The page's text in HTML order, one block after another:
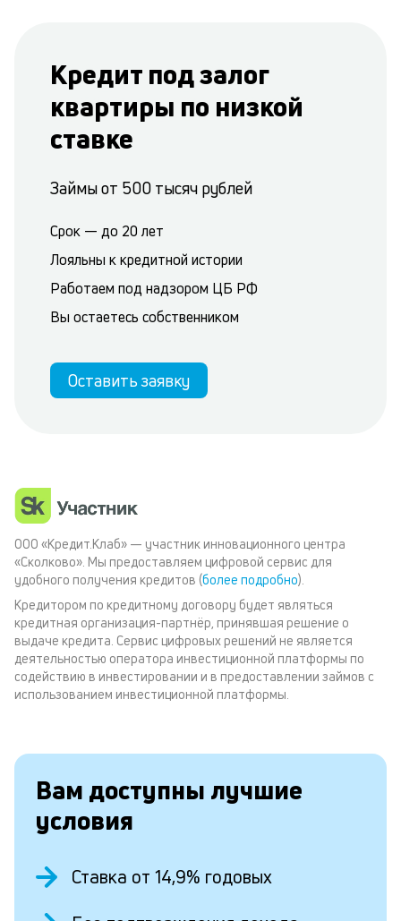
Кредит под залог
квартиры по низкой
ставке
Займы от 500 тысяч рублей
Срок — до 20 лет
Лояльны к кредитной истории
Работаем под надзором ЦБ РФ
Вы остаетесь собственником
Оставить заявку
ООО «Кредит.Клаб» — участник инновационного центра
«Сколково». Мы предоставляем цифровой сервис для
удобного получения кредитов (более подробно).
Кредитором по кредитному договору будет являться
кредитная организация-партнёр, принявшая решение о
выдаче кредита. Сервис цифровых решений не является
деятельностью оператора инвестиционной платформы по
содействию в инвестировании и в предоставлении займов с
использованием инвестиционной платформы.
Вам доступны лучшие
условия
Ставка от 14,9% годовых